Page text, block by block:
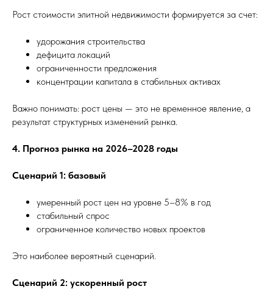
Рост стоимости элитной недвижимости формируется за счет:
удорожания строительства
дефицита локаций
ограниченности предложения
концентрации капитала в стабильных активах
Важно понимать: рост цены — это не временное явление, а
результат структурных изменений рынка.
4. Прогноз рынка на 2026–2028 годы
Сценарий 1: базовый
умеренный рост цен на уровне 5–8% в год
стабильный спрос
ограниченное количество новых проектов
Это наиболее вероятный сценарий.
Сценарий 2: ускоренный рост